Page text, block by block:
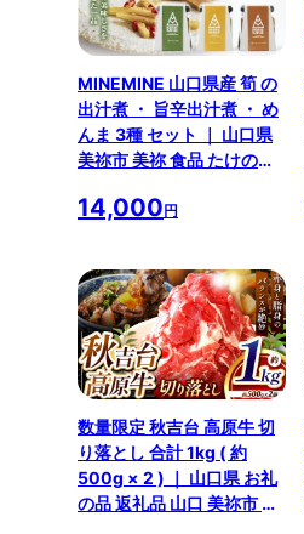
MINEMINE 山口県産 筍 の
出汁煮 ・ 旨辛出汁煮 ・ め
んま 3種 セット ｜ 山口県
美祢市 美祢 食品 たけのこ
めんま 煮
14,000円
数量限定 秋吉台 高原牛 切
り落とし 合計 1kg ( 約
500g × 2 ) ｜ 山口県 お礼
の品 返礼品 山口 美祢市 お